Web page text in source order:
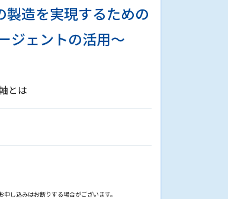
製造を実現するための
ジェントの活用～
とは
し込みはお断りする場合がございます。